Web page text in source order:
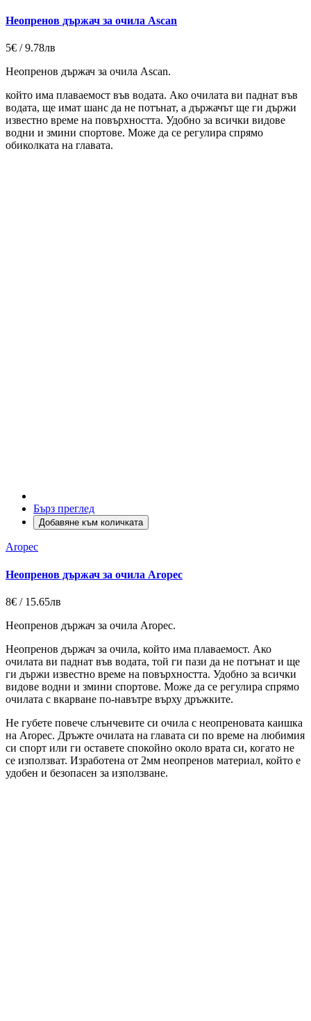
Неопренов държач за очила Ascan
5€ / 9.78лв
Неопренов държач за очила Ascan.
който има плаваемост във водата. Ако очилата ви паднат във
водата, ще имат шанс да не потънат, а държачът ще ги държи
известно време на повърхността. Удобно за всички видове
водни и змини спортове. Може да се регулира спрямо
обиколката на главата.
Бърз преглед
Добавяне към количката
Aropec
Неопренов държач за очила Aropec
8€ / 15.65лв
Неопренов държач за очила Aropec.
Неопренов държач за очила, който има плаваемост. Ако
очилата ви паднат във водата, той ги пази да не потънат и ще
ги държи известно време на повърхността. Удобно за всички
видове водни и змини спортове. Може да се регулира спрямо
очилата с вкарване по-навътре върху дръжките.
Не губете повече слънчевите си очила с неопреновата каишка
на Aropec. Дръжте очилата на главата си по време на любимия
си спорт или ги оставете спокойно около врата си, когато не
се използват. Изработена от 2мм неопренов материал, който е
удобен и безопасен за използване.